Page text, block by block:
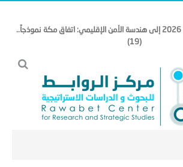
(من تداعيات أزمة شباط 2026 إلى هندسة الأمن الإقليمي: اتفاق مكة نموذجاً..
(19)